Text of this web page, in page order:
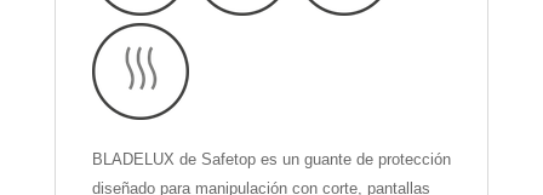
BLADELUX de Safetop es un guante de protección
diseñado para manipulación con corte, pantallas